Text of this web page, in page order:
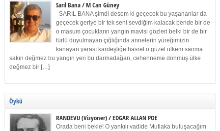
Sarıl Bana / M Can Güney
SARIL BANA şimdi desem ki geçecek bu yaşananlar da
geçecek geriye bir tek seni sevdiğim kalacak bende bir de
o masum çocukların yangın mavisi gözleri belki bir de bir
türlü duyulmayan çığlığında annelerin yüreğimizin
kanayan yarası kardeşliğe hasret o güzel ülkem sanma
sakın değmez bu yangın yeri bu darmadağan, cehenneme dönmüş ülke
değmez bir […]
Öykü
RANDEVU (Vizyoner) / EDGAR ALLAN POE
Orada beni bekle! O yankılı vadide Mutlaka buluşacağım